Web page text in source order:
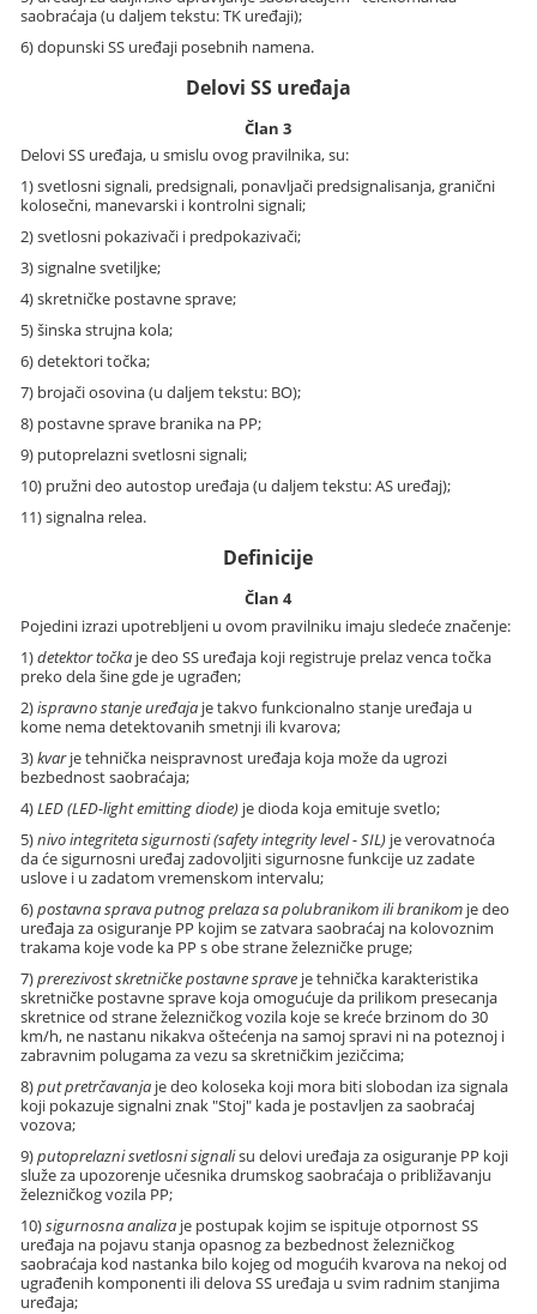
saobraćaja (u daljem tekstu: TK uređaji);
6) dopunski SS uređaji posebnih namena.
Delovi SS uređaja
Član 3
Delovi SS uređaja, u smislu ovog pravilnika, su:
1) svetlosni signali, predsignali, ponavljači predsignalisanja, granični
kolosečni, manevarski i kontrolni signali;
2) svetlosni pokazivači i predpokazivači;
3) signalne svetiljke;
4) skretničke postavne sprave;
5) šinska strujna kola;
6) detektori točka;
7) brojači osovina (u daljem tekstu: BO);
8) postavne sprave branika na PP;
9) putoprelazni svetlosni signali;
10) pružni deo autostop uređaja (u daljem tekstu: AS uređaj);
11) signalna relea.
Definicije
Član 4
Pojedini izrazi upotrebljeni u ovom pravilniku imaju sledeće značenje:
1)detektor točka je deo SS uređaja koji registruje prelaz venca točka
preko dela šine gde je ugrađen;
2)ispravno stanje uređaja je takvo funkcionalno stanje uređaja u
kome nema detektovanih smetnji ili kvarova;
3)kvarje tehnička neispravnost uređaja koja može da ugrozi
bezbednost saobraćaja;
4)LED (LED-light emitting diode) je dioda koja emituje svetlo;
5)nivo integriteta sigurnosti (safety integrity level - SIL) je verovatnoća
da će sigurnosni uređaj zadovoljiti sigurnosne funkcije uz zadate
uslove i u zadatom vremenskom intervalu;
6)postavna sprava putnog prelaza sa polubranikom ili branikom je deo
uređaja za osiguranje PP kojim se zatvara saobraćaj na kolovoznim
trakama koje vode ka PP s obe strane železničke pruge;
7)prerezivost skretničke postavne sprave je tehnička karakteristika
skretničke postavne sprave koja omogućuje da prilikom presecanja
skretnice od strane železničkog vozila koje se kreće brzinom do 30
km/h, ne nastanu nikakva oštećenja na samoj spravi ni na poteznoj i
zabravnim polugama za vezu sa skretničkim jezičcima;
8)put pretrčavanja je deo koloseka koji mora biti slobodan iza signala
koji pokazuje signalni znak "Stoj" kada je postavljen za saobraćaj
vozova;
9)putoprelazni svetlosni signalisu delovi uređaja za osiguranje PP koji
služe za upozorenje učesnika drumskog saobraćaja o približavanju
železničkog vozila PP;
10)sigurnosna analiza je postupak kojim se ispituje otpornost SS
uređaja na pojavu stanja opasnog za bezbednost železničkog
saobraćaja kod nastanka bilo kojeg od mogućih kvarova na nekoj od
ugrađenih komponenti ili delova SS uređaja u svim radnim stanjima
uređaja;